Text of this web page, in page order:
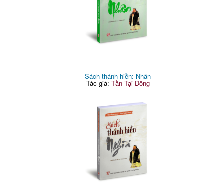
Sách thánh hiền: Nhân
Tác giả: Tần Tại Đông